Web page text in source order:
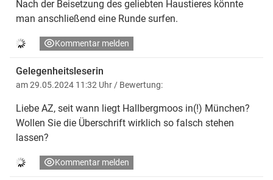
Nach der Beisetzung des geliebten Haustieres könnte
man anschließend eine Runde surfen.
Kommentar melden
Gelegenheitsleserin
am 29.05.2024 11:32 Uhr/ Bewertung:
Liebe AZ, seit wann liegt Hallbergmoos in(!) München?
Wollen Sie die Überschrift wirklich so falsch stehen
lassen?
Kommentar melden